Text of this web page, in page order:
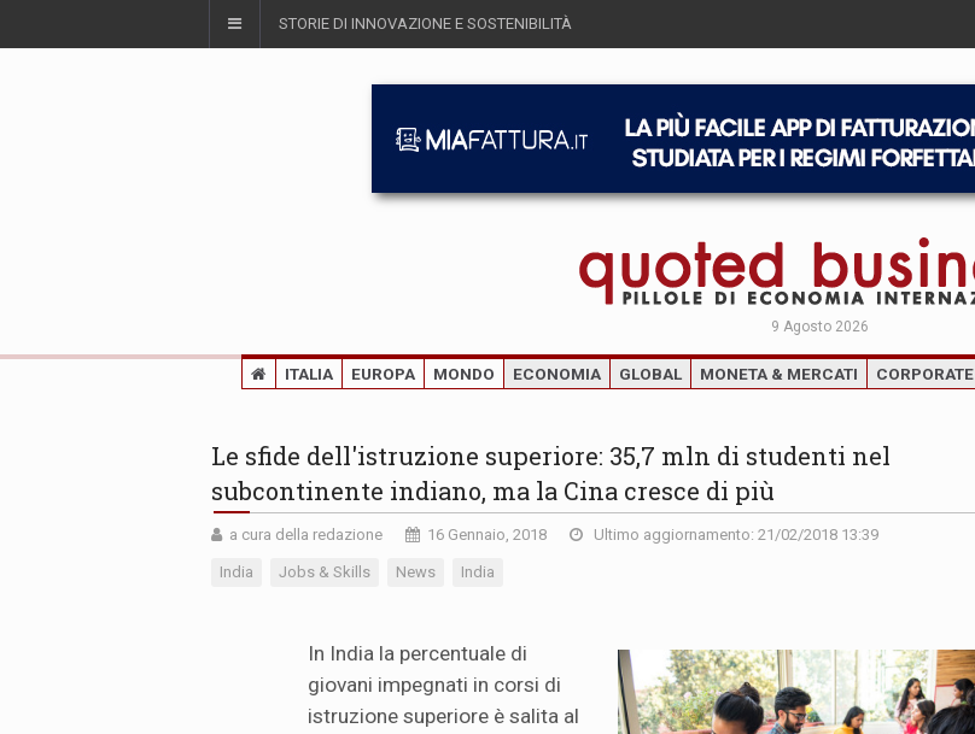
STORIE DI INNOVAZIONE E SOSTENIBILITÀ
9 Agosto 2026
ITALIA EUROPA MONDO ECONOMIA GLOBAL MONETA & MERCATI CORPORATE
Le sfide dell'istruzione superiore: 35,7 mln di studenti nel
subcontinente indiano, ma la Cina cresce di più
a cura della redazione 16 Gennaio, 2018 Ultimo aggiornamento: 21/02/2018 13:39
India Jobs & Skills News India
In India la percentuale di
giovani impegnati in corsi di
istruzione superiore è salita al